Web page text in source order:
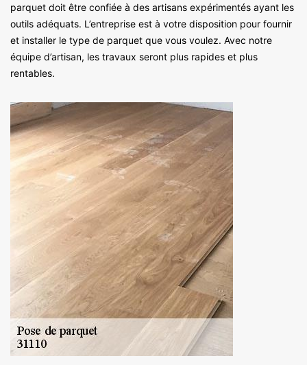
parquet doit être confiée à des artisans expérimentés ayant les
outils adéquats. L’entreprise est à votre disposition pour fournir
et installer le type de parquet que vous voulez. Avec notre
équipe d’artisan, les travaux seront plus rapides et plus
rentables.